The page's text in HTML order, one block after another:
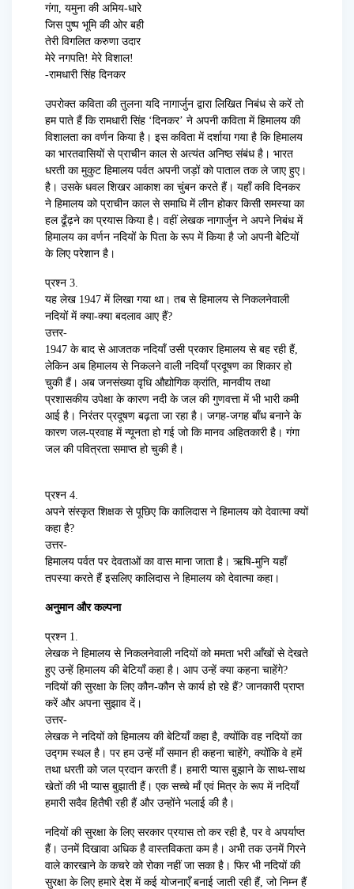
गंगा, यमुना की अमिय-धारे
जिस पुष्प भूमि की ओर बही
तेरी विगलित करुणा उदार
मेरे नगपति! मेरे विशाल!
-रामधारी सिंह दिनकर
उपरोक्त कविता की तुलना यदि नागार्जुन द्वारा लिखित निबंध से करें तो
हम पाते हैं कि रामधारी सिंह ‘दिनकर’ ने अपनी कविता में हिमालय की
विशालता का वर्णन किया है। इस कविता में दर्शाया गया है कि हिमालय
का भारतवासियों से प्राचीन काल से अत्यंत अनिष्ठ संबंध है। भारत
धरती का मुकुट हिमालय पर्वत अपनी जड़ों को पाताल तक ले जाए हुए।
है। उसके धवल शिखर आकाश का चुंबन करते हैं। यहाँ कवि दिनकर
ने हिमालय को प्राचीन काल से समाधि में लीन होकर किसी समस्या का
हल ढूँढ़ने का प्रयास किया है। वहीं लेखक नागार्जुन ने अपने निबंध में
हिमालय का वर्णन नदियों के पिता के रूप में किया है जो अपनी बेटियों
के लिए परेशान है।
प्रश्न 3.
यह लेख 1947 में लिखा गया था। तब से हिमालय से निकलनेवाली
नदियों में क्या-क्या बदलाव आए हैं?
उत्तर-
1947 के बाद से आजतक नदियाँ उसी प्रकार हिमालय से बह रही हैं,
लेकिन अब हिमालय से निकलने वाली नदियाँ प्रदूषण का शिकार हो
चुकी हैं। अब जनसंख्या वृधि औद्योगिक क्रांति, मानवीय तथा
प्रशासकीय उपेक्षा के कारण नदी के जल की गुणवत्ता में भी भारी कमी
आई है। निरंतर प्रदूषण बढ़ता जा रहा है। जगह-जगह बाँध बनाने के
कारण जल-प्रवाह में न्यूनता हो गई जो कि मानव अहितकारी है। गंगा
जल की पवित्रता समाप्त हो चुकी है।
प्रश्न 4.
अपने संस्कृत शिक्षक से पूछिए कि कालिदास ने हिमालय को देवात्मा क्यों
कहा है?
उत्तर-
हिमालय पर्वत पर देवताओं का वास माना जाता है। ऋषि-मुनि यहाँ
तपस्या करते हैं इसलिए कालिदास ने हिमालय को देवात्मा कहा।
अनुमान और कल्पना
प्रश्न 1.
लेखक ने हिमालय से निकलनेवाली नदियों को ममता भरी आँखों से देखते
हुए उन्हें हिमालय की बेटियाँ कहा है। आप उन्हें क्या कहना चाहेंगे?
नदियों की सुरक्षा के लिए कौन-कौन से कार्य हो रहे हैं? जानकारी प्राप्त
करें और अपना सुझाव दें।
उत्तर-
लेखक ने नदियों को हिमालय की बेटियाँ कहा है, क्योंकि वह नदियों का
उद्गम स्थल है। पर हम उन्हें माँ समान ही कहना चाहेंगे, क्योंकि वे हमें
तथा धरती को जल प्रदान करती हैं। हमारी प्यास बुझाने के साथ-साथ
खेतों की भी प्यास बुझाती हैं। एक सच्चे माँ एवं मित्र के रूप में नदियाँ
हमारी सदैव हितैषी रही हैं और उन्होंने भलाई की है।
नदियों की सुरक्षा के लिए सरकार प्रयास तो कर रही है, पर वे अपर्याप्त
हैं। उनमें दिखावा अधिक है वास्तविकता कम है। अभी तक उनमें गिरने
वाले कारखाने के कचरे को रोका नहीं जा सका है। फिर भी नदियों की
सुरक्षा के लिए हमारे देश में कई योजनाएँ बनाई जाती रही हैं, जो निम्न हैं